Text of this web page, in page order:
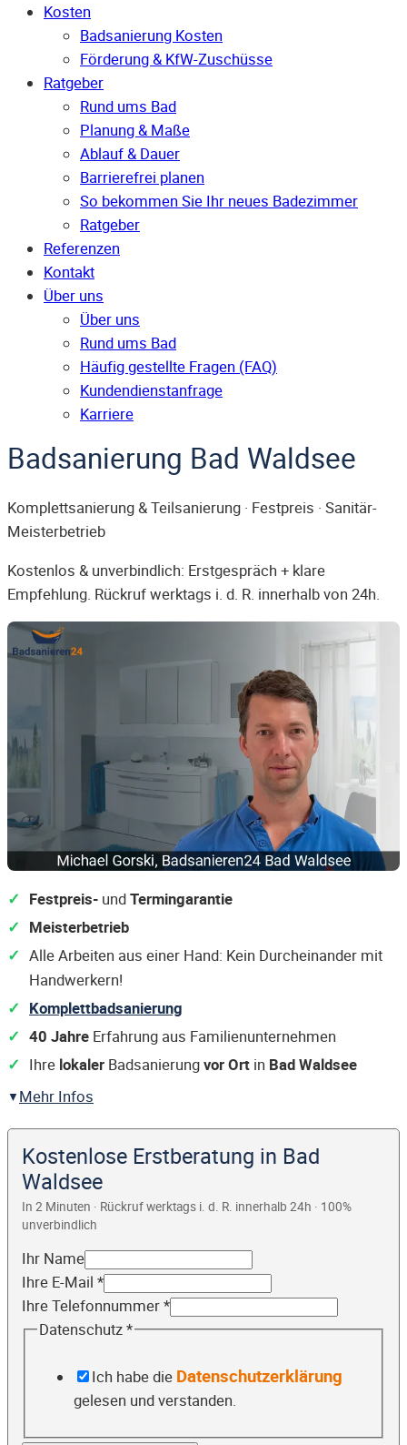
Kosten
Badsanierung Kosten
Förderung & KfW-Zuschüsse
Ratgeber
Rund ums Bad
Planung & Maße
Ablauf & Dauer
Barrierefrei planen
So bekommen Sie Ihr neues Badezimmer
Ratgeber
Referenzen
Kontakt
Über uns
Über uns
Rund ums Bad
Häufig gestellte Fragen (FAQ)
Kunden­dienst­anfrage
Karriere
Badsanierung Bad Waldsee
Komplettsanierung & Teilsanierung · Festpreis · Sanitär-
Meisterbetrieb
Kostenlos & unverbindlich: Erstgespräch + klare
Empfehlung. Rückruf werktags i. d. R. innerhalb von 24h.
Festpreis- undTermingarantie
Meisterbetrieb
Alle Arbeiten aus einer Hand: Kein Durcheinander mit
Handwerkern!
Komplettbadsanierung
40 Jahre Erfahrung aus Familienunternehmen
Ihre lokaler Badsanierungvor Ort in Bad Waldsee
Mehr Infos
Kostenlose Erstberatung in Bad
Waldsee
In 2 Minuten · Rückruf werktags i. d. R. innerhalb 24h · 100%
unverbindlich
Ihr Name
Ihre E-Mail *
Ihre Telefonnummer*
Datenschutz*
Ich habe die Datenschutzerklärung
gelesen und verstanden.